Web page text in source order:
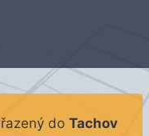
do Tachov